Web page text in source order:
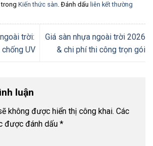
Kiến thức sàn . Đánh dấu liên kết thường
trời:
UV
Giá sàn nhựa ngoài trời 2026
& chi phí thi công trọn gói
luận
không được hiển thị công khai. Các
được đánh dấu *